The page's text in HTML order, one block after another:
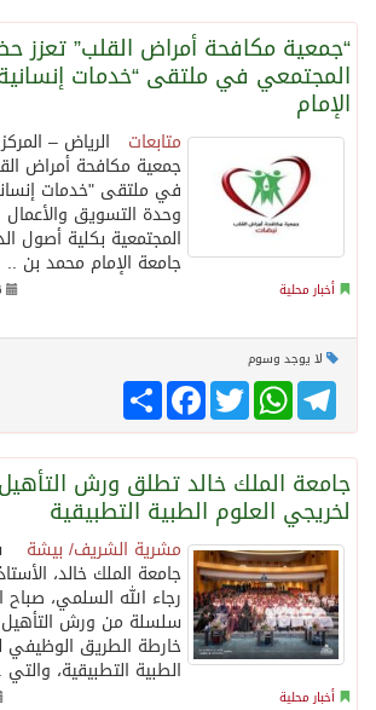
“جمعية مكافحة أمراض القلب” تعزز
المجتمعي في ملتقى “خدمات
الإمام
متابعات الرياض –
جمعية مكافحة أمراض
في ملتقى "خدمات
وحدة التسويق والأعمال
المجتمعية بكلية أصول
جامعة الإمام محمد بن ..
أخبار محلية
لا يوجد وسوم
انشر
FacebookTwitter
WhatsAppTelegram
جامعة الملك خالد تطلق ورش
لخريجي العلوم الطبية التطبيقية
مشرية الشريف/ بيشة
جامعة الملك خالد،
رجاء الله السلمي، صباح
سلسلة من ورش
خارطة الطريق الوظيفي
الطبية التطبيقية، والتي
أخبار محلية